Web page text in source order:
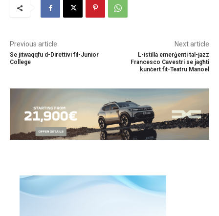
Previous article
Se jitwaqqfu d-Direttivi fil-Junior
College
Next article
L-istilla emerġenti tal-jazz
Francesco Cavestri se jagħti
kunċert fit-Teatru Manoel